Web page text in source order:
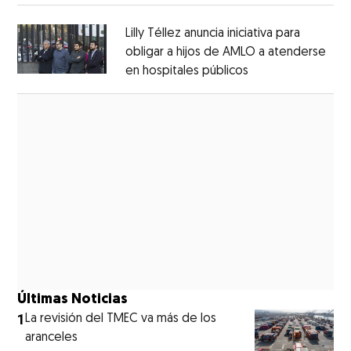
Lilly Téllez anuncia iniciativa para
obligar a hijos de AMLO a atenderse
en hospitales públicos
Últimas Noticias
1La revisión del TMEC va más de los
aranceles